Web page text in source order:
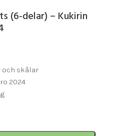
(6-delar) – Kukirin
skålar
2024